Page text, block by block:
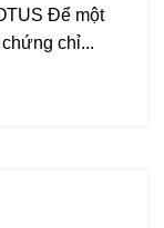
Để một
chỉ...